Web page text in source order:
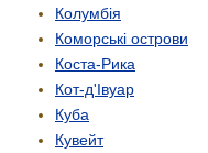
Колумбія
Коморські острови
Коста-Рика
Кот-д'Івуар
Куба
Кувейт